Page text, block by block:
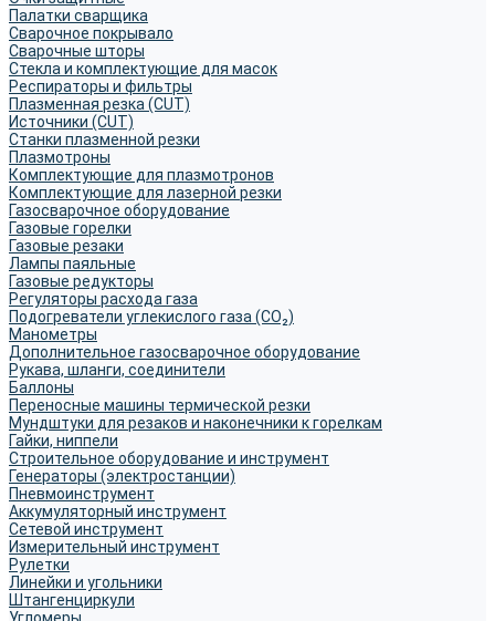
Палатки сварщика
Сварочное покрывало
Сварочные шторы
Стекла и комплектующие для масок
Респираторы и фильтры
Плазменная резка (CUT)
Источники (CUT)
Станки плазменной резки
Плазмотроны
Комплектующие для плазмотронов
Комплектующие для лазерной резки
Газосварочное оборудование
Газовые горелки
Газовые резаки
Лампы паяльные
Газовые редукторы
Регуляторы расхода газа
Подогреватели углекислого газа (CO₂)
Манометры
Дополнительное газосварочное оборудование
Рукава, шланги, соединители
Баллоны
Переносные машины термической резки
Мундштуки для резаков и наконечники к горелкам
Гайки, ниппели
Строительное оборудование и инструмент
Генераторы (электростанции)
Пневмоинструмент
Аккумуляторный инструмент
Сетевой инструмент
Измерительный инструмент
Рулетки
Линейки и угольники
Штангенциркули